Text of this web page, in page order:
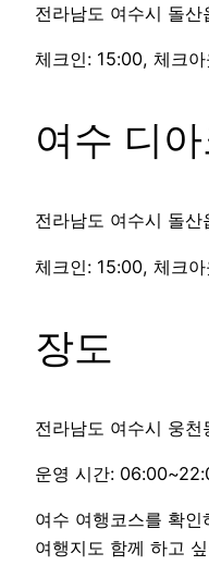
전라남도 여수시 돌산
체크인: 15:00, 체크
여수 디
전라남도 여수시 돌
체크인: 15:00, 체크
장도
전라남도 여수시 웅천
운영 시간:
여수 여행코스를 확
여행지도 함께 하고